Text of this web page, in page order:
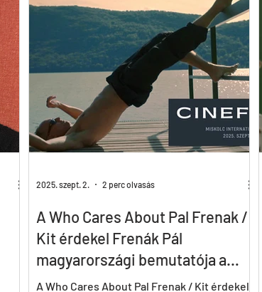
DE IT FI RO Csajok
CrAzyRunnErs Who Cares About Pál Frenák
A Who Cares About Pal Frenak /
Kit érdekel Frenák Pál
magyarországi bemutatója a
21.CineFest Miskolci Nemzetközi
A Who Cares About Pal Frenak / Kit érdekel
2025. szept. 2. 2 perc olvasás